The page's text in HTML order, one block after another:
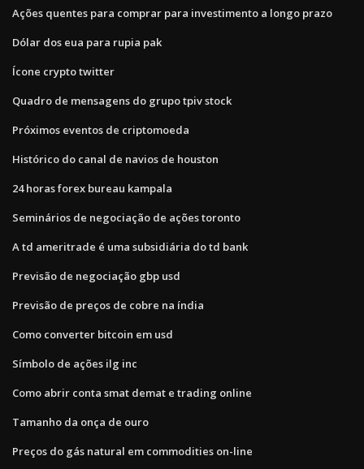
Ações quentes para comprar para investimento a longo prazo
Dólar dos eua para rupia pak
Ícone crypto twitter
Quadro de mensagens do grupo tpiv stock
Próximos eventos de criptomoeda
Histórico do canal de navios de houston
24 horas forex bureau kampala
Seminários de negociação de ações toronto
A td ameritrade é uma subsidiária do td bank
Previsão de negociação gbp usd
Previsão de preços de cobre na índia
Como converter bitcoin em usd
Símbolo de ações ilg inc
Como abrir conta smat demat e trading online
Tamanho da onça de ouro
Preços do gás natural em commodities on-line